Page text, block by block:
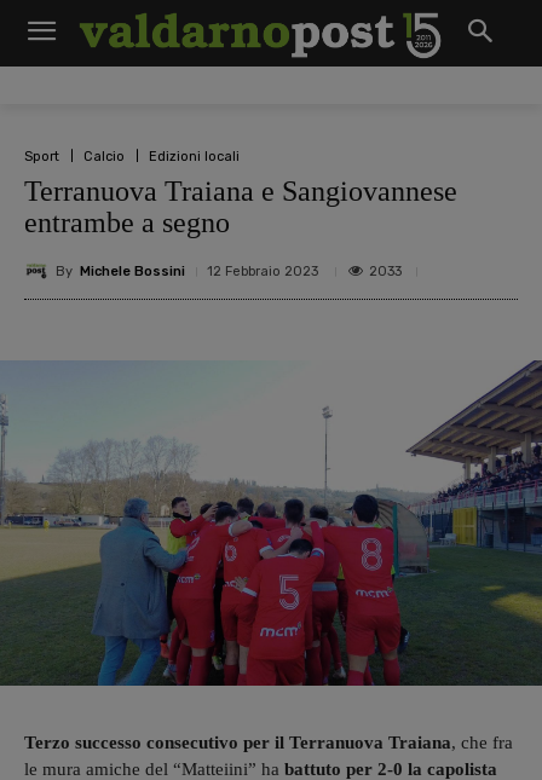
Sport Calcio Edizioni locali
Terranuova Traiana e Sangiovannese
entrambe a segno
By Michele Bossini 12 Febbraio 2023 2033
Terzo successo consecutivo per il Terranuova Traiana, che fra
le mura amiche del “Matteiini” ha battuto per 2-0 la capolista